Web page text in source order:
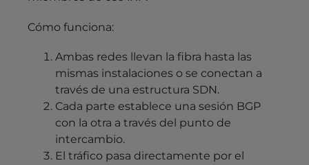
Cómo funciona:
Ambas redes llevan la fibra hasta las
mismas instalaciones o se conectan a
través de una estructura SDN.
Cada parte establece una sesión BGP
con la otra a través del punto de
intercambio.
El tráfico pasa directamente por el